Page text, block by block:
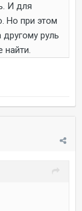
И для
Но при этом
руль
найти.